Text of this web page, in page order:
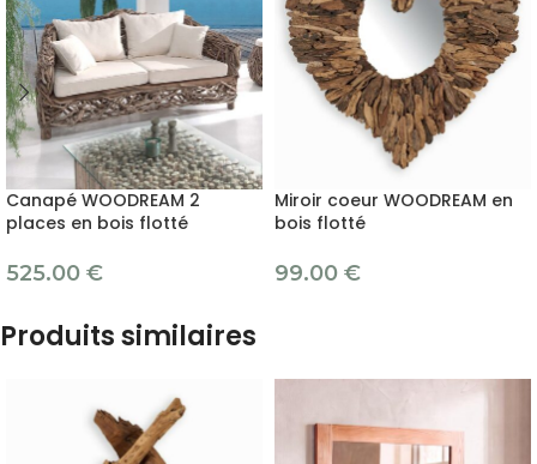
Canapé WOODREAM 2
places en bois flotté
525.00 €
Miroir coeur WOODREAM en
bois flotté
99.00 €
Produits similaires